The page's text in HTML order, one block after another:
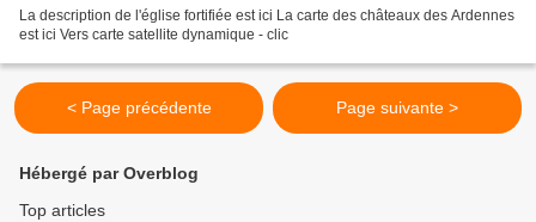
La description de l'église fortifiée est ici La carte des châteaux des Ardennes
est ici Vers carte satellite dynamique - clic
< Page précédente Page suivante >
Hébergé par Overblog
Top articles